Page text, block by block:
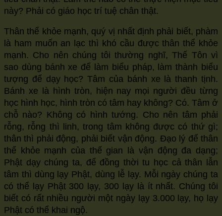
này? Phải có giáo học trí tuệ chân thật.
Thân thể khỏe mạnh, quý vị nhất định phải biết, phàm
là ham muốn an lạc thì khó cầu được thân thể khỏe
mạnh. Cho nên chúng tôi thường nghĩ, Thế Tôn vì
sao dùng bánh xe để làm biểu pháp, làm thành biểu
tượng để dạy học? Tâm của bánh xe là thanh tịnh.
Bánh xe là hình tròn, hiện nay mọi người đều từng
học hình học, hình tròn có tâm hay không? Có. Tâm ở
chỗ nào? Không có hình tướng. Cho nên tâm phải
rỗng, rỗng thì linh, trong tâm không được có thứ gì;
thân thì phải động, phải biết vận động. Đạo lý để thân
thể khỏe mạnh của thế gian là vận động đa dạng;
Phật dạy chúng ta, để đồng thời tu học cả thân lẫn
tâm thì dùng lạy Phật, dùng lễ lạy. Mỗi ngày chúng ta
có thể lạy Phật 300 lạy, 300 lạy là ít nhất. Chúng tôi
biết có rất nhiều người một ngày lạy 3.000 lạy, họ lạy
Phật có thể khai ngộ.